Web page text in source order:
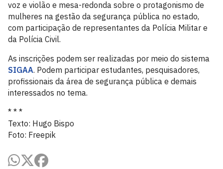
voz e violão e mesa-redonda sobre o protagonismo de
mulheres na gestão da segurança pública no estado,
com participação de representantes da Polícia Militar e
da Polícia Civil.
As inscrições podem ser realizadas por meio do sistema
SIGAA. Podem participar estudantes, pesquisadores,
profissionais da área de segurança pública e demais
interessados no tema.
* * *
Texto: Hugo Bispo
Foto: Freepik